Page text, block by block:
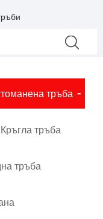
тръба
Кръгла тръба
тръба